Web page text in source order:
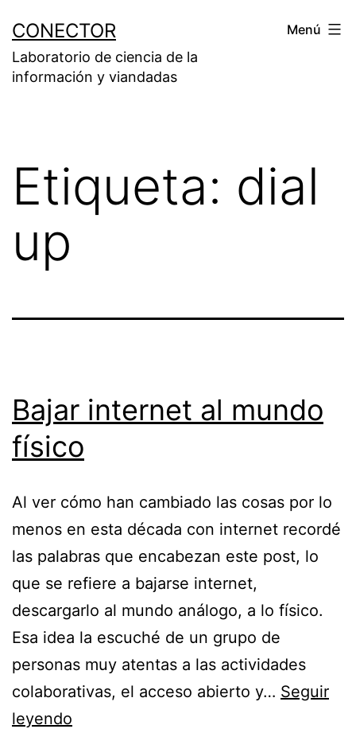
contenido
CONECTOR
Laboratorio de ciencia de la
información y viandadas
Menú
Etiqueta: dial
up
Bajar internet al mundo
físico
Al ver cómo han cambiado las cosas por lo
menos en esta década con internet recordé
las palabras que encabezan este post, lo
que se refiere a bajarse internet,
descargarlo al mundo análogo, a lo físico.
Esa idea la escuché de un grupo de
personas muy atentas a las actividades
colaborativas, el acceso abierto y… Seguir
leyendo